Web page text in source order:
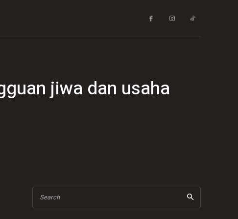
jiwa dan usaha
Search